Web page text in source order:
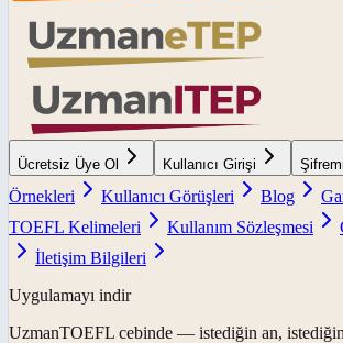
Ücretsiz Üye Ol Kullanıcı Girişi
Örnekleri
Kullanıcı Görüşleri Blog
TOEFL Kelimeleri
Kullanım Sözleşmesi
İletişim Bilgileri
Uygulamayı indir
UzmanTOEFL cebinde — istediğin an, istediğin